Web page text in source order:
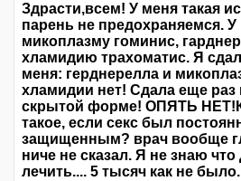
Здрасти,всем! У меня такая
парень не предохраняемся.
микоплазму гоминис,
хламидию трахоматис. Я
меня: герднерелла и
хламидии нет! Сдала еще
скрытой форме! ОПЯТЬ
такое, если секс был
защищенным? врач вообще
ниче не сказал. Я не знаю что
лечить.... 5 тысяч как не